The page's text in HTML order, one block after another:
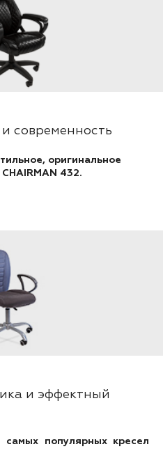
современность
оригинальное
432.
и эффектный
популярных кресел